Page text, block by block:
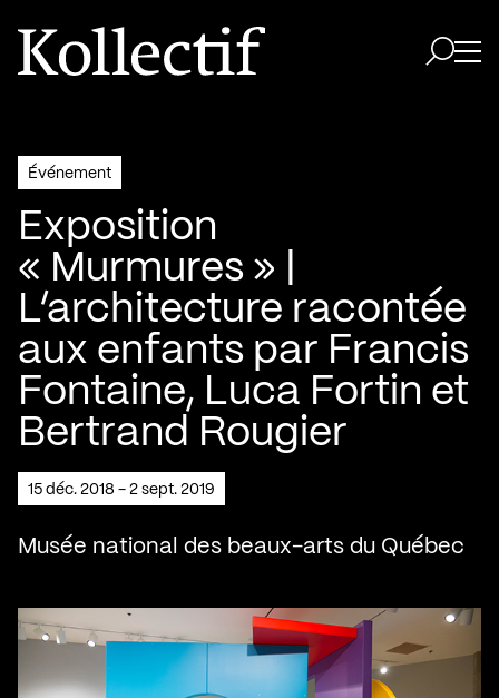
Aller à la page d'accueil
Logo Kollectif
Événement
Exposition
« Murmures » |
L’architecture racontée
aux enfants par Francis
Fontaine, Luca Fortin et
Bertrand Rougier
15 déc. 2018 - 2 sept. 2019
Musée national des beaux-arts du Québec